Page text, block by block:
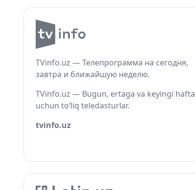
TVinfo.uz — Телепрограмма на сегодня,
завтра и ближайшую неделю.
TVinfo.uz — Bugun, ertaga va keyingi hafta
uchun to‘liq teledasturlar.
tvinfo.uz